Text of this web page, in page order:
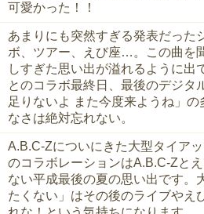
可愛かった！！
あまりにも突然すぎる発表だった
ボ、ツアー、えび座…。この曲を
しすぎた思い出が溢れるように出
とのコラボ最終日、最後のデジタ
足りないよ また今度来ようね」
なさは絶対忘れない。
A.B.C-Zについにきた大型タイア
のコラボレーションはA.B.C-Zと
ない平成最後の夏の思い出です。
たくない」はその後のライブやえ